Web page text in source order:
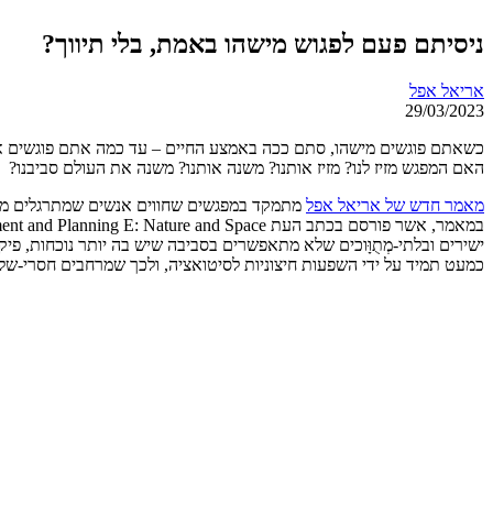
ניסיתם פעם לפגוש מישהו באמת, בלי תיווך?
אריאל אפל
29/03/2023
כשאתם פוגשים מישהו, סתם ככה באמצע החיים – עד כמה אתם פוגשים
האם המפגש מזיז לנו? מזיז אותנו? משנה אותנו? משנה את העולם סביבנו?
מאמר חדש של אריאל אפל מתמקד במפגשים שחווים אנשים שמתרגלים
ישירים ובלתי-מְתֻוָּוכים שלא מתאפשרים בסביבה שיש בה יותר נוכחות,
כמעט תמיד על ידי השפעות חיצוניות לסיטואציה, ולכך שמרחבים